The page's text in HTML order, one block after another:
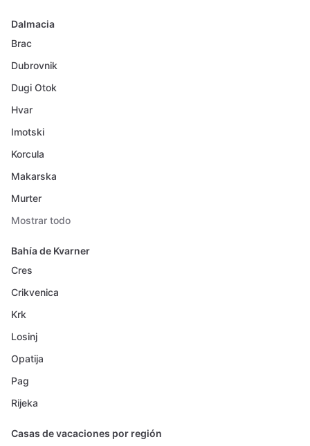
Dalmacia
Brac
Dubrovnik
Dugi Otok
Hvar
Imotski
Korcula
Makarska
Murter
Mostrar todo
Bahía de Kvarner
Cres
Crikvenica
Krk
Losinj
Opatija
Pag
Rijeka
Casas de vacaciones por región